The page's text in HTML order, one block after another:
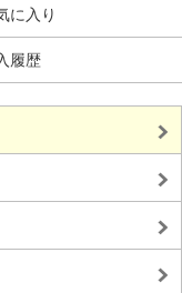
に入り
履歴